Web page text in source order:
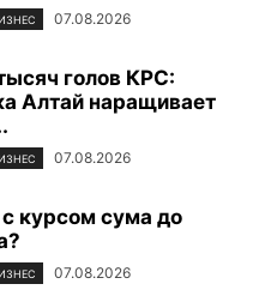
07.08.2026
голов КРС:
Алтай наращивает
07.08.2026
курсом сума до
07.08.2026